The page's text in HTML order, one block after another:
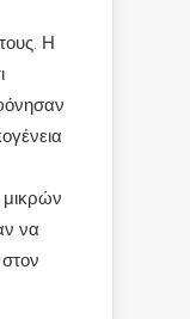
Η
να